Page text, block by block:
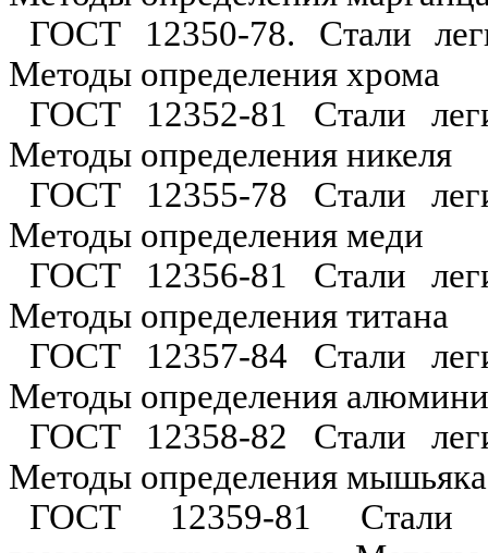
ГОСТ 12350-78. Стали
Методы определения хрома
ГОСТ 12352-81 Стали
Методы определения никеля
ГОСТ 12355-78 Стали
Методы определения меди
ГОСТ 12356-81 Стали
Методы определения титана
ГОСТ 12357-84 Стали
Методы определения
ГОСТ 12358-82 Стали
Методы определения мышьяка
ГОСТ 12359-81 Стали